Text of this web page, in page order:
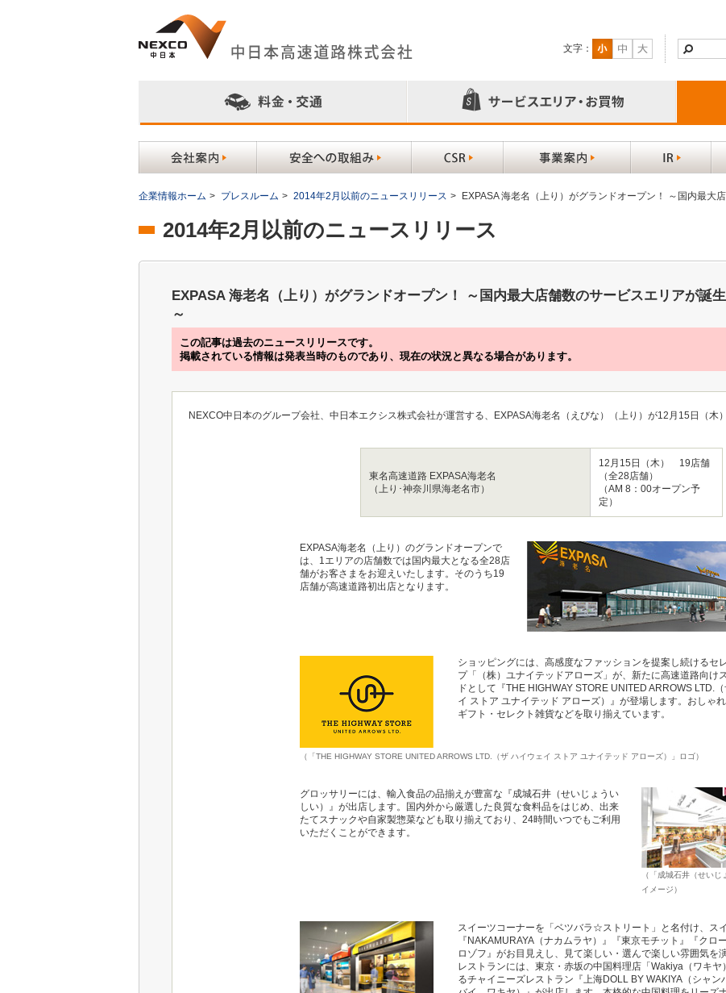
文字：
企業情報ホーム > プレスルーム > 2014年2月以前のニュースリリース > EXPASA 海老名（上り）がグランドオープン！ ～国内最大
2014年2月以前のニュースリリース
EXPASA 海老名（上り）がグランドオープン！ ～国内最大店舗数のサービスエリアが誕生
～
この記事は過去のニュースリリースです。
掲載されている情報は発表当時のものであり、現在の状況と異なる場合があります。
NEXCO中日本のグループ会社、中日本エクシス株式会社が運営する、EXPASA海老名（えびな）（上り）が12月15日（木
東名高速道路 EXPASA海老名
（上り･神奈川県海老名市）
12月15日（木） 19店舗
（全28店舗）
（AM 8：00オープン予
定）
EXPASA海老名（上り）のグランドオープンで
は、1エリアの店舗数では国内最大となる全28店
舗がお客さまをお迎えいたします。そのうち19
店舗が高速道路初出店となります。
ショッピングには、高感度なファッションを提案し続けるセ
プ「（株）ユナイテッドアローズ」が、新たに高速道路向け
ドとして『THE HIGHWAY STORE UNITED ARROWS LTD.
イ ストア ユナイテッド アローズ）』が登場します。おしゃ
ギフト・セレクト雑貨などを取り揃えています。
（「THE HIGHWAY STORE UNITED ARROWS LTD.（ザ ハイウェイ ストア ユナイテッド アローズ）」ロゴ）
（「成城石井（せいじ
イメージ）
グロッサリーには、輸入食品の品揃えが豊富な『成城石井（せいじょうい
しい）』が出店します。国内外から厳選した良質な食料品をはじめ、出来
たてスナックや自家製惣菜なども取り揃えており、24時間いつでもご利用
いただくことができます。
スイーツコーナーを「ベツバラ☆ストリート」と名付け、ス
『NAKAMURAYA（ナカムラヤ）』『東京モチット』『クロ
ロゾフ』がお目見えし、見て楽しい・選んで楽しい雰囲気を
レストランには、東京・赤坂の中国料理店「Wakiya（ワキヤ
るチャイニーズレストラン『上海DOLL BY WAKIYA（シャ